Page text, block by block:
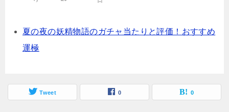
夏の夜の妖精物語のガチャ当たりと評価！おすすめ
運極
Tweet 0 0